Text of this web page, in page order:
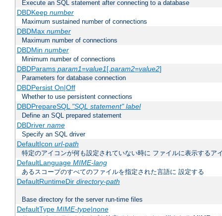
Execute an SQL statement after connecting to a database
DBDKeep number
Maximum sustained number of connections
DBDMax number
Maximum number of connections
DBDMin number
Minimum number of connections
DBDParams param1=value1[,param2=value2]
Parameters for database connection
DBDPersist On|Off
Whether to use persistent connections
DBDPrepareSQL "SQL statement" label
Define an SQL prepared statement
DBDriver name
Specify an SQL driver
DefaultIcon url-path
特定のアイコンが何も設定されていない時に ファイルに表示するア
DefaultLanguage MIME-lang
あるスコープのすべてのファイルを指定された言語に 設定する
DefaultRuntimeDir directory-path
Base directory for the server run-time files
DefaultType MIME-type|none